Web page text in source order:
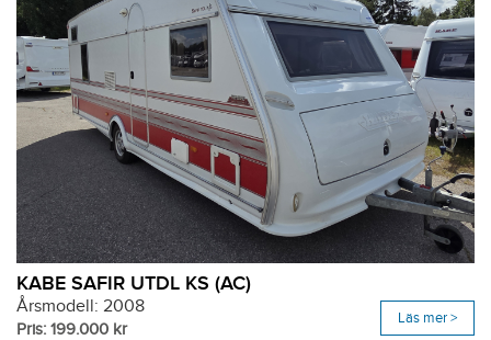
KABE SAFIR UTDL KS (AC)
Årsmodell: 2008
Pris: 199.000 kr
Läs mer >